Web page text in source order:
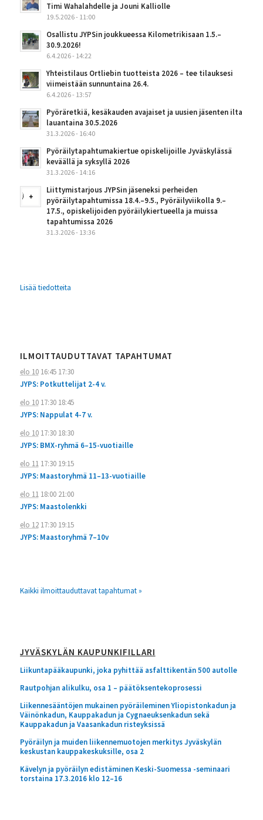
Timi Wahalahdelle ja Jouni Kalliolle
19.5.2026 - 11:00
Osallistu JYPSin joukkueessa Kilometrikisaan 1.5.–
30.9.2026!
6.4.2026 - 14:22
Yhteistilaus Ortliebin tuotteista 2026 – tee tilauksesi
viimeistään sunnuntaina 26.4.
6.4.2026 - 13:57
Pyöräretkiä, kesäkauden avajaiset ja uusien jäsenten ilta
lauantaina 30.5.2026
31.3.2026 - 16:40
Pyöräilytapahtumakiertue opiskelijoille Jyväskylässä
keväällä ja syksyllä 2026
31.3.2026 - 14:16
Liittymistarjous JYPSin jäseneksi perheiden
pyöräilytapahtumissa 18.4.–9.5., Pyöräilyviikolla 9.–
17.5., opiskelijoiden pyöräilykiertueella ja muissa
tapahtumissa 2026
31.3.2026 - 13:36
Lisää tiedotteita
ILMOITTAUDUTTAVAT TAPAHTUMAT
elo 1016:45 17:30
JYPS: Potkuttelijat 2-4 v.
elo 1017:30 18:45
JYPS: Nappulat 4-7 v.
elo 1017:30 18:30
JYPS: BMX-ryhmä 6–15-vuotiaille
elo 1117:30 19:15
JYPS: Maastoryhmä 11–13-vuotiaille
elo 1118:00 21:00
JYPS: Maastolenkki
elo 1217:30 19:15
JYPS: Maastoryhmä 7–10v
Kaikki ilmoittauduttavat tapahtumat »
JYVÄSKYLÄN KAUPUNKIFILLARI
Liikuntapääkaupunki, joka pyhittää asfalttikentän 500 autolle
Rautpohjan alikulku, osa 1 – päätöksentekoprosessi
Liikennesääntöjen mukainen pyöräileminen Yliopistonkadun ja
Väinönkadun, Kauppakadun ja Cygnaeuksenkadun sekä
Kauppakadun ja Vaasankadun risteyksissä
Pyöräilyn ja muiden liikennemuotojen merkitys Jyväskylän
keskustan kauppakeskuksille, osa 2
Kävelyn ja pyöräilyn edistäminen Keski-Suomessa -seminaari
torstaina 17.3.2016 klo 12–16